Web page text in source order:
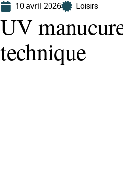
10 avril 2026 Loisirs
UV
technique